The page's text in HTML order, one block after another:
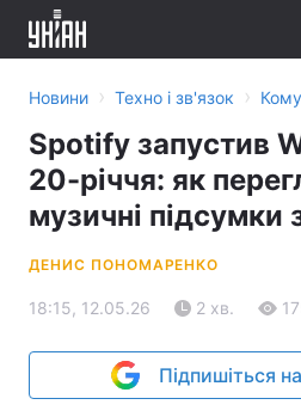
Новини › Техно і зв'язок ›
Spotify запустив
20-річчя: як
музичні підсумки
ДЕНИС ПОНОМАРЕНКО
18:15, 12.05.26 2 хв.
Підпишіться